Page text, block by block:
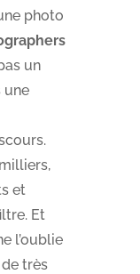
photo
un
une
et
Et
l’oublie
très